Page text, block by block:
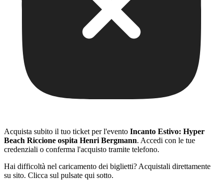
Acquista subito il tuo ticket per l'evento Incanto Estivo: Hyper
Beach Riccione ospita Henri Bergmann. Accedi con le tue
credenziali o conferma l'acquisto tramite telefono.
Hai difficoltà nel caricamento dei biglietti? Acquistali direttamente
su sito. Clicca sul pulsate qui sotto.